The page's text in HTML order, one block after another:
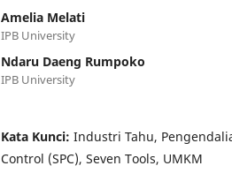
Amelia Melati
IPB University
Ndaru Daeng Rumpoko
IPB University
Kata Kunci: Industri Tahu,
Control (SPC), Seven Tools, UMKM